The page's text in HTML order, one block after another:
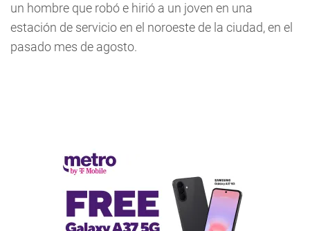
un hombre que robó e hirió a un joven en una
estación de servicio en el noroeste de la ciudad, en el
pasado mes de agosto.